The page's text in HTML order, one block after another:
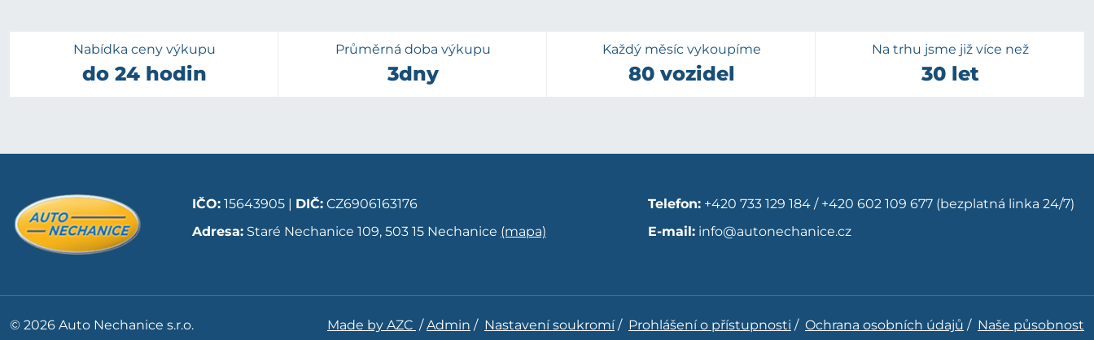
Nabídka ceny výkupu
do 24 hodin
Průměrná doba výkupu
3dny
Každý měsíc vykoupíme
80 vozidel
Na trhu jsme již více než
30 let
IČO: 15643905 | DIČ: CZ6906163176
Adresa: Staré Nechanice 109, 503 15 Nechanice (mapa)
Telefon: +420 733 129 184 / +420 602 109 677 (bezplatná linka 24/7)
E-mail: info@autonechanice.cz
© 2026 Auto Nechanice s.r.o. Made by AZC /Admin / Nastavení soukromí/ Prohlášení o přístupnosti / Ochrana osobních údajů / Naše působnost